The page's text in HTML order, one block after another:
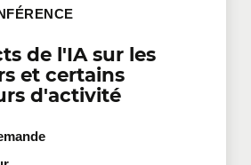
de l'IA sur les
et certains
d'activité